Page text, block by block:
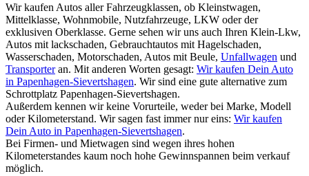
Wir kaufen Autos aller Fahrzeugklassen, ob Kleinstwagen,
Mittelklasse, Wohnmobile, Nutzfahrzeuge, LKW oder der
exklusiven Oberklasse. Gerne sehen wir uns auch Ihren Klein-Lkw,
Autos mit lackschaden, Gebrauchtautos mit Hagelschaden,
Wasserschaden, Motorschaden, Autos mit Beule, Unfallwagen und
Transporteran. Mit anderen Worten gesagt: Wir kaufen Dein Auto
in Papenhagen-Sievertshagen. Wir sind eine gute alternative zum
Schrottplatz Papenhagen-Sievertshagen.
Außerdem kennen wir keine Vorurteile, weder bei Marke, Modell
oder Kilometerstand. Wir sagen fast immer nur eins: Wir kaufen
Dein Auto in Papenhagen-Sievertshagen.
Bei Firmen- und Mietwagen sind wegen ihres hohen
Kilometerstandes kaum noch hohe Gewinnspannen beim verkauf
möglich.